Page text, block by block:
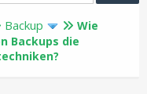
Backup
Wie
Backups die